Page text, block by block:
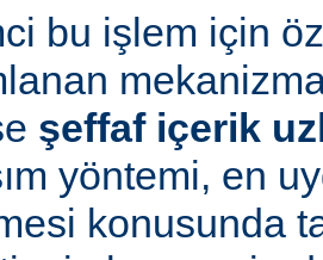
bu işlem için
şeffaf içerik
yöntemi, en
konusunda